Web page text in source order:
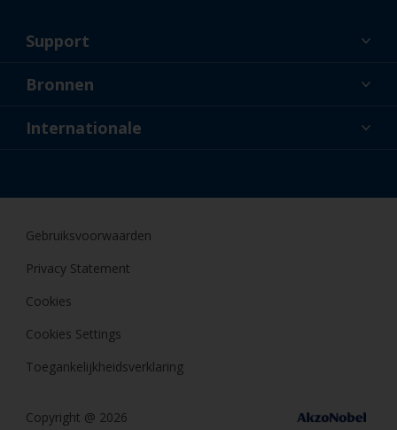
Support
Over ons
Bronnen
Nieuws
Internationale
Gebruiksvoorwaarden
Privacy Statement
Cookies
Cookies Settings
Toegankelijkheidsverklaring
Copyright @ 2026